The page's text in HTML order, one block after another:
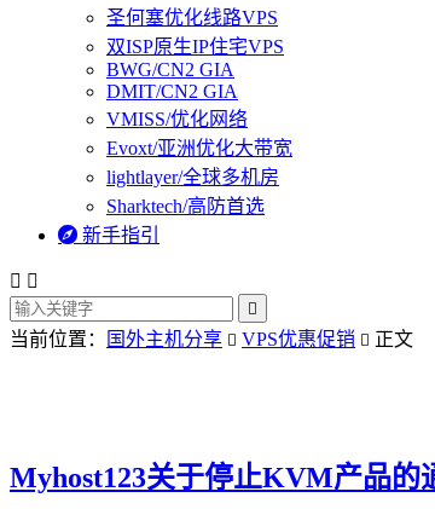
圣何塞优化线路VPS
双ISP原生IP住宅VPS
BWG/CN2 GIA
DMIT/CN2 GIA
VMISS/优化网络
Evoxt/亚洲优化大带宽
lightlayer/全球多机房
Sharktech/高防首选
 新手指引
 

当前位置： 国外主机分享  VPS优惠促销  正文
Myhost123关于停止KVM产品的